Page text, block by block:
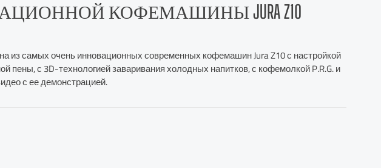
КОФЕМАШИНЫ JURA Z10
из самых очень инновационных современных кофемашин Jura Z10 с настройкой
пены, с 3D-технологией заваривания холодных напитков, с кофемолкой P.R.G. и
с ее демонстрацией.